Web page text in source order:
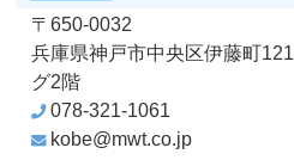
〒650-0032
兵庫県神戸市中央区伊藤町121
グ2階
078-321-1061
kobe@mwt.co.jp